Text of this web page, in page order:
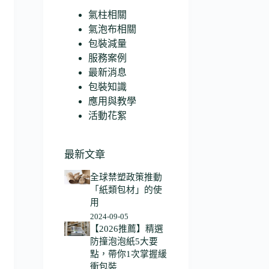
氣柱相關
氣泡布相關
包裝減量
服務案例
最新消息
包裝知識
應用與教學
活動花絮
最新文章
全球禁塑政策推動
「紙類包材」的使
用
2024-09-05
【2026推薦】精選
防撞泡泡紙5大要
點，帶你1次掌握緩
衝包裝